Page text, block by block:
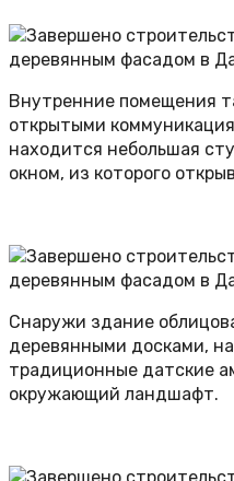
Внутренние помещения
открытыми
находится небольшая
окном, из которого
Снаружи здание
деревянными досками,
традиционные датские
окружающий ландшафт.